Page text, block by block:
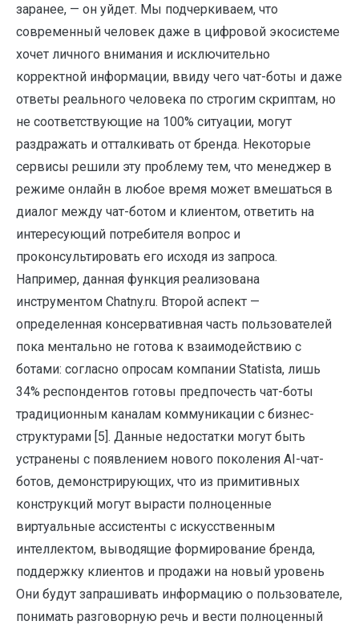
заранее, — он уйдет. Мы подчеркиваем, что
современный человек даже в цифровой экосистеме
хочет личного внимания и исключительно
корректной информации, ввиду чего чат-боты и даже
ответы реального человека по строгим скриптам, но
не соответствующие на 100% ситуации, могут
раздражать и отталкивать от бренда. Некоторые
сервисы решили эту проблему тем, что менеджер в
режиме онлайн в любое время может вмешаться в
диалог между чат-ботом и клиентом, ответить на
интересующий потребителя вопрос и
проконсультировать его исходя из запроса.
Например, данная функция реализована
инструментом Chatny.ru. Второй аспект —
определенная консервативная часть пользователей
пока ментально не готова к взаимодействию с
ботами: согласно опросам компании Statista, лишь
34% респондентов готовы предпочесть чат-боты
традиционным каналам коммуникации с бизнес-
структурами [5]. Данные недостатки могут быть
устранены с появлением нового поколения AI-чат-
ботов, демонстрирующих, что из примитивных
конструкций могут вырасти полноценные
виртуальные ассистенты с искусственным
интеллектом, выводящие формирование бренда,
поддержку клиентов и продажи на новый уровень
Они будут запрашивать информацию о пользователе,
понимать разговорную речь и вести полноценный